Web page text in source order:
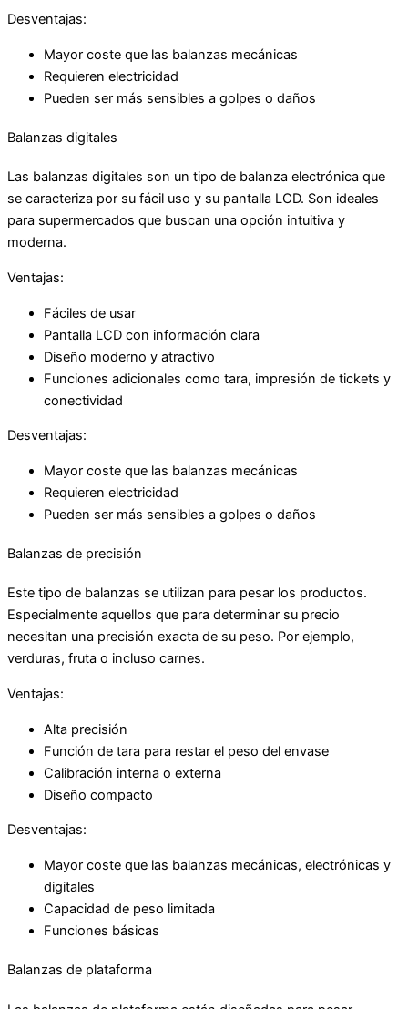
Desventajas:
Mayor coste que las balanzas mecánicas
Requieren electricidad
Pueden ser más sensibles a golpes o daños
Balanzas digitales
Las balanzas digitales son un tipo de balanza electrónica que
se caracteriza por su fácil uso y su pantalla LCD. Son ideales
para supermercados que buscan una opción intuitiva y
moderna.
Ventajas:
Fáciles de usar
Pantalla LCD con información clara
Diseño moderno y atractivo
Funciones adicionales como tara, impresión de tickets y
conectividad
Desventajas:
Mayor coste que las balanzas mecánicas
Requieren electricidad
Pueden ser más sensibles a golpes o daños
Balanzas de precisión
Este tipo de balanzas se utilizan para pesar los productos.
Especialmente aquellos que para determinar su precio
necesitan una precisión exacta de su peso. Por ejemplo,
verduras, fruta o incluso carnes.
Ventajas:
Alta precisión
Función de tara para restar el peso del envase
Calibración interna o externa
Diseño compacto
Desventajas:
Mayor coste que las balanzas mecánicas, electrónicas y
digitales
Capacidad de peso limitada
Funciones básicas
Balanzas de plataforma